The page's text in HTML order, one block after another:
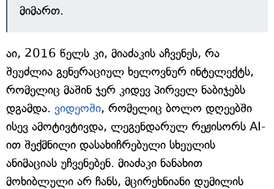
მიმართ.
აი, 2016 წელს კი, მიაძაკის აჩვენეს, რა
შეუძლია გენერაციულ ხელოვნურ ინტელექტს,
რომელიც მაშინ ჯერ კიდევ პირველ ნაბიჯებს
დგამდა. ვიდეოში, რომელიც ბოლო დღეებში
ისევ ამოტივტივდა, ლეგენდარულ რეჟისორს AI-
ით შექმნილი დასახიჩრებული სხეულის
ანიმაციას უჩვენებენ. მიაძაკი ნანახით
მოხიბლული არ ჩანს, მცირეხნიანი დუმილის